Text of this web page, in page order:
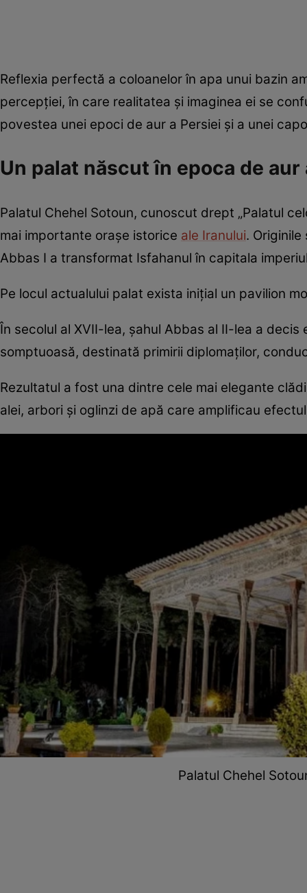
Reflexia perfectă a coloanelor în apa unui bazin
percepției, în care realitatea și imaginea ei se
povestea unei epoci de aur a Persiei și a unei
Un palat născut în epoca de aur
Palatul Chehel Sotoun, cunoscut drept „Palatul
mai importante orașe istorice ale Iranului.
Abbas I a transformat Isfahanul în capitala
Pe locul actualului palat exista inițial un pavilion
În secolul al XVII-lea, șahul Abbas al II-lea a
somptuoasă, destinată primirii diplomaților,
Rezultatul a fost una dintre cele mai elegante
alei, arbori și oglinzi de apă care amplificau
Palatul Chehel